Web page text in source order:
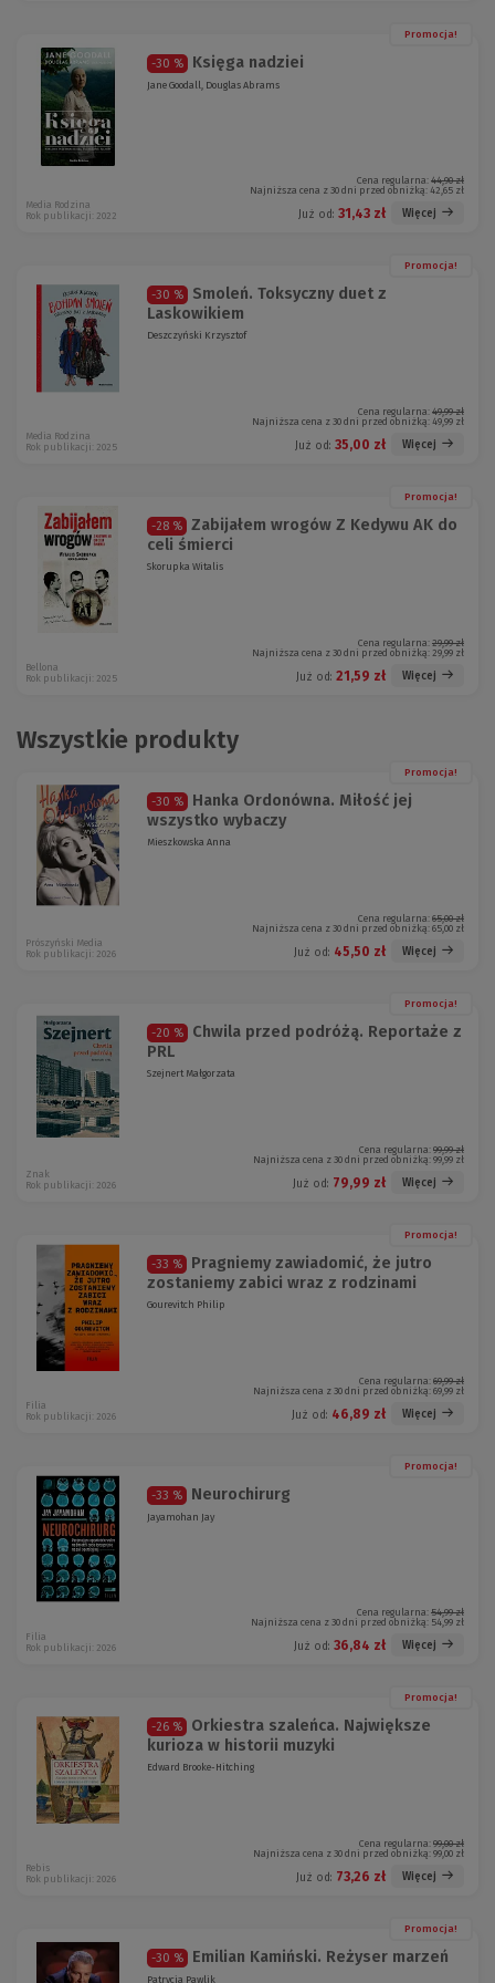
Promocja!
-30 % Księga nadziei
Jane Goodall, Douglas Abrams
Cena regularna: 44,90 zł
Najniższa cena z 30 dni przed obniżką: 42,65 zł
Już od: 31,43 zł Więcej
Media Rodzina
Rok publikacji: 2022
Promocja!
-30 %
Smoleń. Toksyczny duet z
Laskowikiem
Deszczyński Krzysztof
Cena regularna: 49,99 zł
Najniższa cena z 30 dni przed obniżką: 49,99 zł
Już od: 35,00 zł Więcej
Media Rodzina
Rok publikacji: 2025
Promocja!
-28 %
Zabijałem wrogów Z Kedywu AK do
celi śmierci
Skorupka Witalis
Cena regularna: 29,99 zł
Najniższa cena z 30 dni przed obniżką: 29,99 zł
Już od: 21,59 zł Więcej
Bellona
Rok publikacji: 2025
Wszystkie produkty
Promocja!
-30 %
Hanka Ordonówna. Miłość jej
wszystko wybaczy
Mieszkowska Anna
Cena regularna: 65,00 zł
Najniższa cena z 30 dni przed obniżką: 65,00 zł
Już od: 45,50 zł Więcej
Prószyński Media
Rok publikacji: 2026
Promocja!
-20 %
Chwila przed podróżą. Reportaże z
PRL
Szejnert Małgorzata
Cena regularna: 99,99 zł
Najniższa cena z 30 dni przed obniżką: 99,99 zł
Już od: 79,99 zł Więcej
Znak
Rok publikacji: 2026
Promocja!
-33 %
Pragniemy zawiadomić, że jutro
zostaniemy zabici wraz z rodzinami
Gourevitch Philip
Cena regularna: 69,99 zł
Najniższa cena z 30 dni przed obniżką: 69,99 zł
Już od: 46,89 zł Więcej
Filia
Rok publikacji: 2026
Promocja!
-33 % Neurochirurg
Jayamohan Jay
Cena regularna: 54,99 zł
Najniższa cena z 30 dni przed obniżką: 54,99 zł
Już od: 36,84 zł Więcej
Filia
Rok publikacji: 2026
Promocja!
-26 %
Orkiestra szaleńca. Największe
kurioza w historii muzyki
Edward Brooke-Hitching
Cena regularna: 99,00 zł
Najniższa cena z 30 dni przed obniżką: 99,00 zł
Już od: 73,26 zł Więcej
Rebis
Rok publikacji: 2026
Promocja!
-30 % Emilian Kamiński. Reżyser marzeń
Patrycja Pawlik